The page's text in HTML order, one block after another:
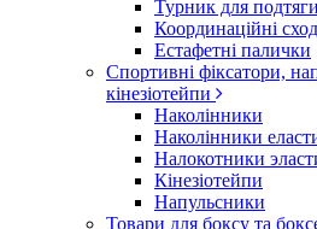
Турник для
Координаційні
Естафетні палички
Спортивні фіксатори,
кінезіотейпи
Наколінники
Наколінники
Налокотники
Кінезіотейпи
Напульсники
Товари для боксу та